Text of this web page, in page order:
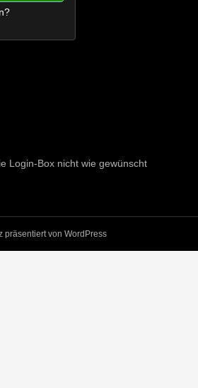
Login-Box nicht wie gewünscht
präsentiert von WordPress